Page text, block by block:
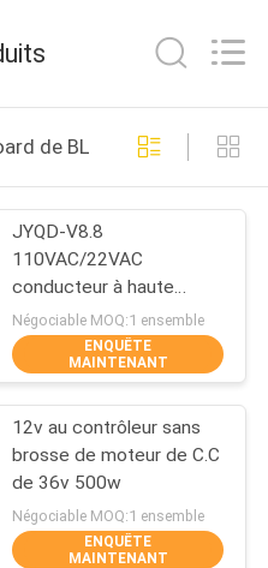
Board
191
IC de
36
de BLDC
JYQD-V8.8
110VAC/22VAC
conducteur à haute
tension de moteur de
l'entrée BLDC
Négociable MOQ:1 ensemble
ENQUÊTE
MAINTENANT
12v au contrôleur sans
brosse de moteur de C.C
de 36v 500w
Négociable MOQ:1 ensemble
ENQUÊTE
MAINTENANT